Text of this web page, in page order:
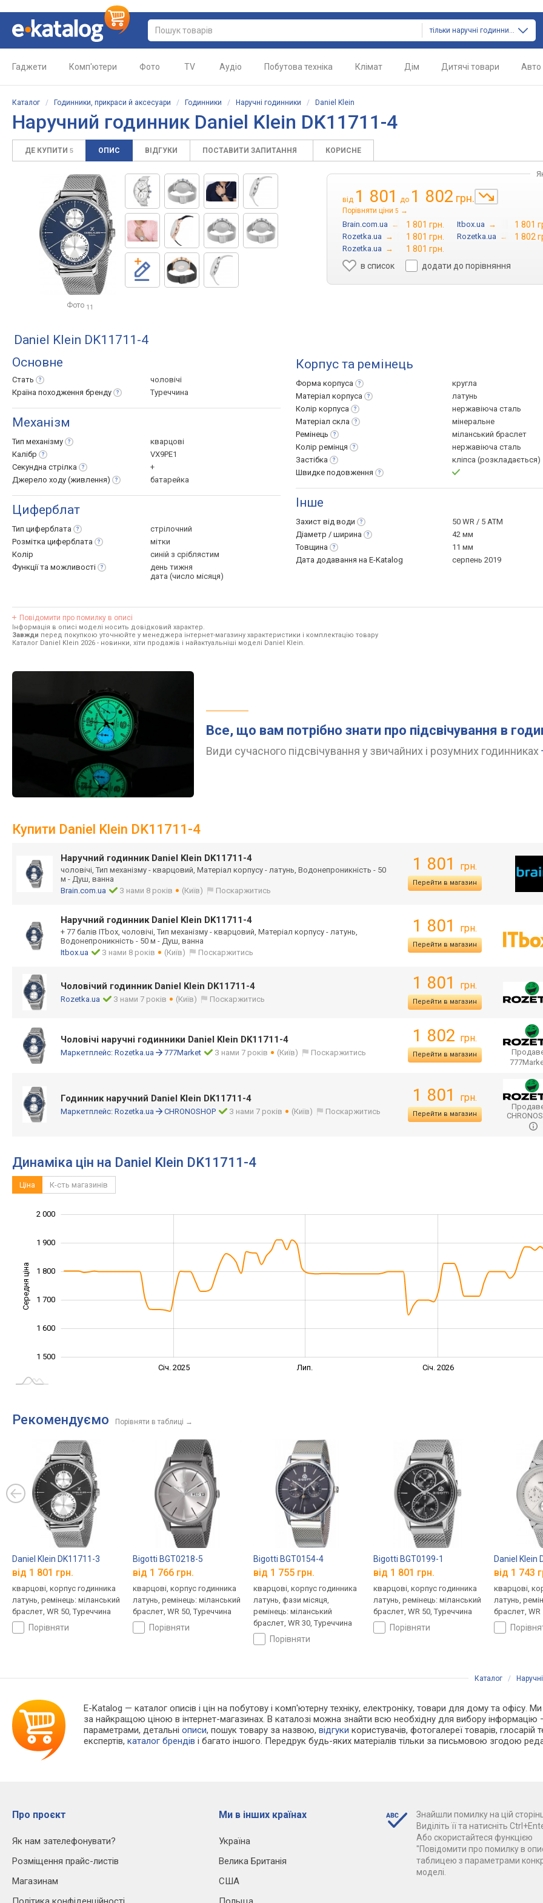
тільки наручні годинники
Гаджети Комп'ютери Фото TV Аудіо Побутова техніка Клімат Дім Дитячі товари Авто
Каталог / Годинники, прикраси й аксесуари / Годинники / Наручні годинники / Daniel Klein
Наручний годинник Daniel Klein DK11711-4
ДЕ КУПИТИ 5 ОПИС ВІДГУКИ ПОСТАВИТИ ЗАПИТАННЯ КОРИСНЕ
Фото 11
від 1 801 до 1 802 грн.
Порівняти ціни 5 →
Brain.com.ua → 1 801 грн. Itbox.ua → 1 801
Rozetka.ua → 1 801 грн. Rozetka.ua → 1 802
Rozetka.ua →
1 801 грн.
в список
додати до порівняння
Daniel Klein DK11711-4
Основне
Стать
чоловічі
Країна походження бренду Туреччина
Механізм
Тип механізму
кварцові
Калібр
VX9PE1
Секундна стрілка
+
Джерело ходу (живлення) батарейка
Циферблат
Тип циферблата
стрілочний
Розмітка циферблата
мітки
Колір
синій з сріблястим
Функції та можливості
день тижня
дата (число місяця)
Корпус та ремінець
Форма корпуса
кругла
Матеріал корпуса
латунь
Колір корпуса
нержавіюча сталь
Матеріал скла
мінеральне
Ремінець
міланський браслет
Колір ремінця
нержавіюча сталь
Застібка
кліпса (розкладається)
Швидке подовження
Інше
Захист від води
50 WR / 5 ATM
Діаметр / ширина
42 мм
Товщина
11 мм
Дата додавання на E-Katalog
серпень 2019
Повідомити про помилку в описі
Інформація в описі моделі носить довідковий характер.
Завжди перед покупкою уточнюйте у менеджера інтернет-магазину характеристики і комплектацію товару
Каталог Daniel Klein 2026 - новинки, хіти продажів і найактуальніші моделі Daniel Klein.
Все, що вам потрібно знати про підсвічування в
Види сучасного підсвічування у звичайних і розумних годинниках
Купити Daniel Klein DK11711-4
Наручний годинник Daniel Klein DK11711-4
чоловічі, Тип механізму - кварцовий, Матеріал корпусу - латунь, Водонепроникність - 50
м - Душ, ванна
Brain.com.ua
З нами 8 років (Київ) Поскаржитись
1 801 грн.
Перейти в магазин
Наручний годинник Daniel Klein DK11711-4
+ 77 балів ITbox, чоловічі, Тип механізму - кварцовий, Матеріал корпусу - латунь,
Водонепроникність - 50 м - Душ, ванна
Itbox.ua
З нами 8 років (Київ) Поскаржитись
1 801 грн.
Перейти в магазин
Чоловічий годинник Daniel Klein DK11711-4
Rozetka.ua З нами 7 років (Київ) Поскаржитись
1 801 грн.
Перейти в магазин
Чоловічі наручні годинники Daniel Klein DK11711-4
Маркетплейс: Rozetka.ua 777Market З нами 7 років (Київ) Поскаржитись
1 802 грн.
Перейти в магазин
Годинник наручний Daniel Klein DK11711-4
Маркетплейс: Rozetka.ua CHRONOSHOP З нами 7 років (Київ) Поскаржитись
1 801 грн.
Перейти в магазин
Динаміка цін на Daniel Klein DK11711-4
Ціна К-сть магазинів
Середня ціна
1 500
1 600
1 700
1 800
1 900
2 000
Січ. 2025 Лип. Січ. 2026
Рекомендуємо Порівняти в таблиці →
Daniel Klein DK11711-3
від 1 801 грн.
кварцові, корпус годинника
латунь, ремінець: міланський
браслет, WR 50, Туреччина
порівняти
Bigotti BGT0218-5
від 1 766 грн.
кварцові, корпус годинника
латунь, ремінець: міланський
браслет, WR 50, Туреччина
порівняти
Bigotti BGT0154-4
від 1 755 грн.
кварцові, корпус годинника
латунь, фази місяця,
ремінець: міланський
браслет, WR 30, Туреччина
порівняти
Bigotti BGT0199-1
від 1 801 грн.
кварцові, корпус годинника
латунь, ремінець: міланський
браслет, WR 50, Туреччина
порівняти
Daniel Klein
від 1 743
кварцові,
латунь,
браслет, WR
Каталог /
E-Katalog — каталог описів і цін на побутову і комп'ютерну техніку, електроніку, товари для дому та офісу.
за найкращою ціною в інтернет-магазинах. В каталозі можна знайти всю необхідну для вибору
параметрами, детальніописи, пошук товару за назвою,відгуки користувачів, фотогалереї товарів, глосарій
експертів,каталог брендів і багато іншого. Передрук будь-яких матеріалів тільки за письмовою згодою
Про проєкт
Як нам зателефонувати?
Розміщення прайс-листів
Магазинам
Ми в інших країнах
Україна
Велика Британія
США
Знайшли помилку на цій
Виділіть її та натисніть
Або скористайтеся функцією
"Повідомити про помилку в
таблицею з параметрами
моделі.